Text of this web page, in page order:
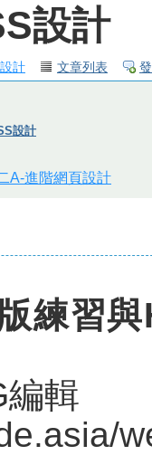
設計
計 文章列表
設計
A-進階網頁設計
練習
輯